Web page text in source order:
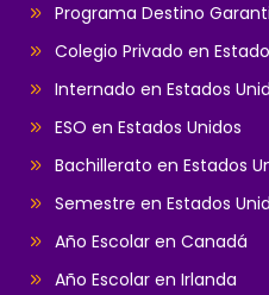
Programa Destino
Colegio Privado en
Internado en Estados
ESO en Estados Unidos
Bachillerato en Estados
Semestre en Estados
Año Escolar en Canadá
Año Escolar en Irlanda